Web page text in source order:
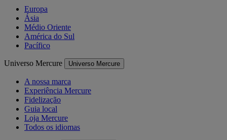
Europa
Ásia
Médio Oriente
América do Sul
Pacífico
Universo Mercure Universo Mercure
A nossa marca
Experiência Mercure
Fidelização
Guia local
Loja Mercure
Todos os idiomas